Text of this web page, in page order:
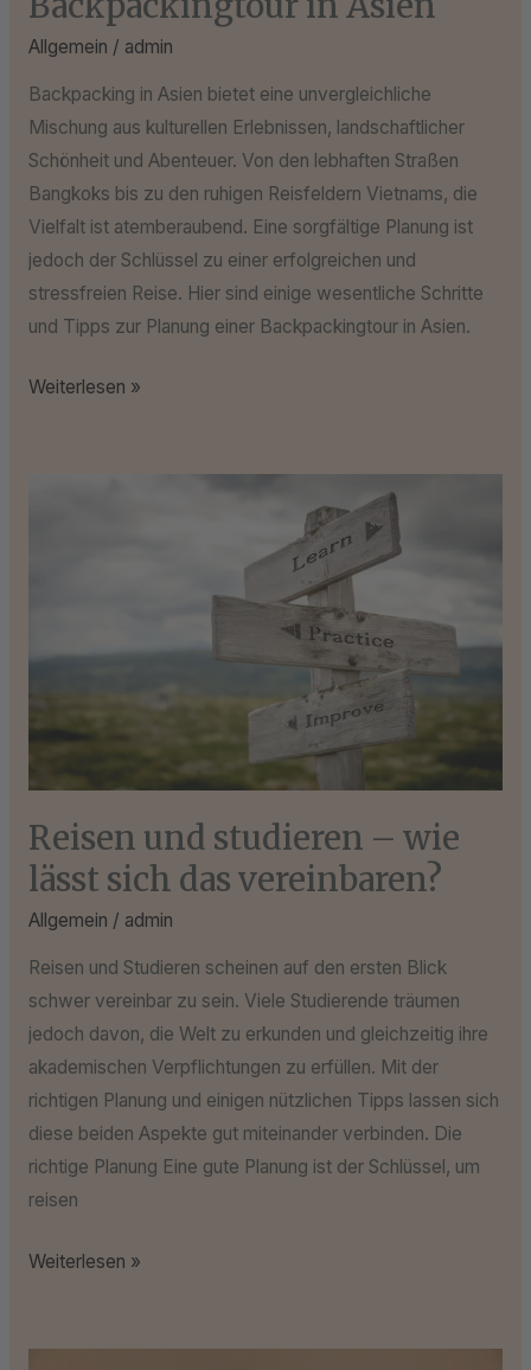
Allgemein / admin
Backpacking in Asien bietet eine unvergleichliche
Mischung aus kulturellen Erlebnissen, landschaftlicher
Schönheit und Abenteuer. Von den lebhaften Straßen
Bangkoks bis zu den ruhigen Reisfeldern Vietnams, die
Vielfalt ist atemberaubend. Eine sorgfältige Planung ist
jedoch der Schlüssel zu einer erfolgreichen und
stressfreien Reise. Hier sind einige wesentliche Schritte
und Tipps zur Planung einer Backpackingtour in Asien.
Weiterlesen »
Reisen und studieren – wie
lässt sich das vereinbaren?
Allgemein / admin
Reisen und Studieren scheinen auf den ersten Blick
schwer vereinbar zu sein. Viele Studierende träumen
jedoch davon, die Welt zu erkunden und gleichzeitig ihre
akademischen Verpflichtungen zu erfüllen. Mit der
richtigen Planung und einigen nützlichen Tipps lassen sich
diese beiden Aspekte gut miteinander verbinden. Die
richtige Planung Eine gute Planung ist der Schlüssel, um
reisen
lässt
Weiterlesen »